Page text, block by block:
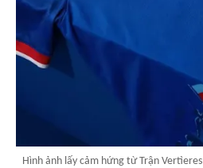
Hình ảnh lấy cảm hứng từ Trận